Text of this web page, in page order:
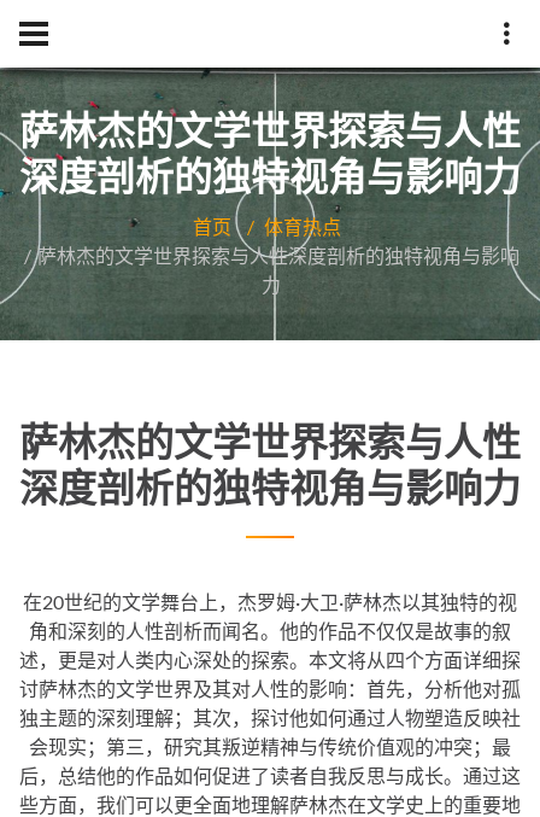
萨林杰的文学世界探索与人性
深度剖析的独特视角与影响力
首页
体育热点
萨林杰的文学世界探索与人性深度剖析的独特视角与影响
力
萨林杰的文学世界探索与人性
深度剖析的独特视角与影响力
在20世纪的文学舞台上，杰罗姆·大卫·萨林杰以其独特的视
角和深刻的人性剖析而闻名。他的作品不仅仅是故事的叙
述，更是对人类内心深处的探索。本文将从四个方面详细探
讨萨林杰的文学世界及其对人性的影响：首先，分析他对孤
独主题的深刻理解；其次，探讨他如何通过人物塑造反映社
会现实；第三，研究其叛逆精神与传统价值观的冲突；最
后，总结他的作品如何促进了读者自我反思与成长。通过这
些方面，我们可以更全面地理解萨林杰在文学史上的重要地